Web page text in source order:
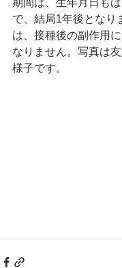
期間は、生年月日も
で、結局1年後となり
は、接種後の副作用
なりません。写真は
様子です。